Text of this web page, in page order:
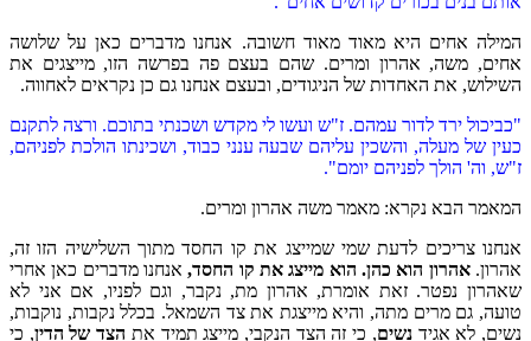
המילה אחים היא מאוד מאוד חשובה. אנחנו מדברים כאן על שלושה
אחים, משה, אהרון ומרים. שהם בעצם פה בפרשה הזו, מייצגים את
השילוש, את האחדות של הניגודים, ובעצם אנחנו גם כן נקראים לאחווה.
"כביכול ירד לדור עמהם. ז"ש ועשו לי מקדש ושכנתי בתוכם. ורצה לתקנם
כעין של מעלה, והשכין עליהם שבעה ענני כבוד, ושכינתו הולכת לפניהם,
ז"ש, וה' הולך לפניהם יומם".
המאמר הבא נקרא: מאמר משה אהרון ומרים.
אנחנו צריכים לדעת שמי שמייצג את קו החסד מתוך השלישיה הזו זה,
אהרון.אהרון הוא כהן. הוא מייצג את קו החסד,אנחנו מדברים כאן אחרי
שאהרון נפטר. זאת אומרת, אהרון מת, נקבר, וגם לפניו, אם אני לא
טועה, גם מרים מתה, והיא מייצגת את צד השמאל. בכלל נקבות, נוקבות,
נשים, לא אגידנשים, כי זה הצד הנקבי, מייצג תמיד את הצד של הדין, כי